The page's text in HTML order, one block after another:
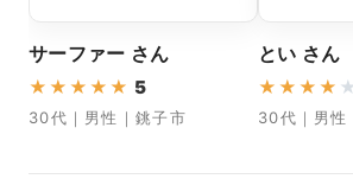
サーファー さん
★ ★ ★ ★ ★ 5
30代｜男性｜銚子市
とい さん
★ ★ ★ ★ ★
30代｜男性